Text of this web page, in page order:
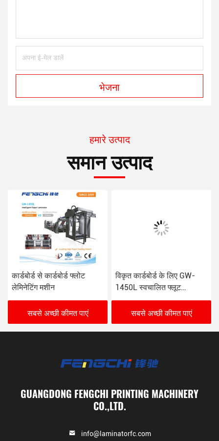
भेजना
हमारे उत्पाद
समान उत्पाद
कार्डबोर्ड से कार्डबोर्ड फ्लोट
लेमिनेटिंग मशीन
सबसे अच्छी कीमत पाएं
विकृत कार्डबोर्ड के लिए GW-
1450L स्वचालित फ्लूट
लेमिनेटिंग मशीन
सबसे अच्छी कीमत पाएं
GUANGDONG FENGCHI PRINTING MACHINERY
CO.,LTD.
info@laminatorfc.com